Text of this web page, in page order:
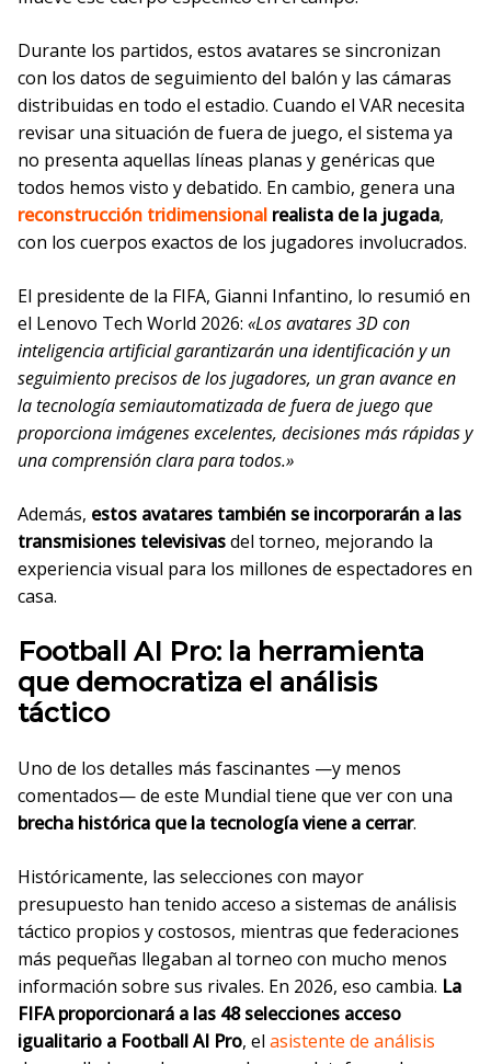
Durante los partidos, estos avatares se sincronizan
con los datos de seguimiento del balón y las cámaras
distribuidas en todo el estadio. Cuando el VAR necesita
revisar una situación de fuera de juego, el sistema ya
no presenta aquellas líneas planas y genéricas que
todos hemos visto y debatido. En cambio, genera una
reconstrucción tridimensional realista de la jugada,
con los cuerpos exactos de los jugadores involucrados.
El presidente de la FIFA, Gianni Infantino, lo resumió en
el Lenovo Tech World 2026: «Los avatares 3D con
inteligencia artificial garantizarán una identificación y un
seguimiento precisos de los jugadores, un gran avance en
la tecnología semiautomatizada de fuera de juego que
proporciona imágenes excelentes, decisiones más rápidas y
una comprensión clara para todos.»
Además, estos avatares también se incorporarán a las
transmisiones televisivasdel torneo, mejorando la
experiencia visual para los millones de espectadores en
casa.
Football AI Pro: la herramienta
que democratiza el análisis
táctico
Uno de los detalles más fascinantes —y menos
comentados— de este Mundial tiene que ver con una
brecha histórica que la tecnología viene a cerrar.
Históricamente, las selecciones con mayor
presupuesto han tenido acceso a sistemas de análisis
táctico propios y costosos, mientras que federaciones
más pequeñas llegaban al torneo con mucho menos
información sobre sus rivales. En 2026, eso cambia. La
FIFA proporcionará a las 48 selecciones acceso
igualitario a Football AI Pro, el asistente de análisis